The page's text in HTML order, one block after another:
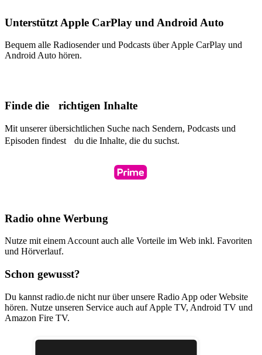
Unterstützt Apple CarPlay und Android Auto
Bequem alle Radiosender und Podcasts über Apple CarPlay und
Android Auto hören.
Finde die richtigen Inhalte
Mit unserer übersichtlichen Suche nach Sendern, Podcasts und
Episoden findest du die Inhalte, die du suchst.
Radio ohne Werbung
Nutze mit einem Account auch alle Vorteile im Web inkl. Favoriten
und Hörverlauf.
Schon gewusst?
Du kannst radio.de nicht nur über unsere Radio App oder Website
hören. Nutze unseren Service auch auf Apple TV, Android TV und
Amazon Fire TV.